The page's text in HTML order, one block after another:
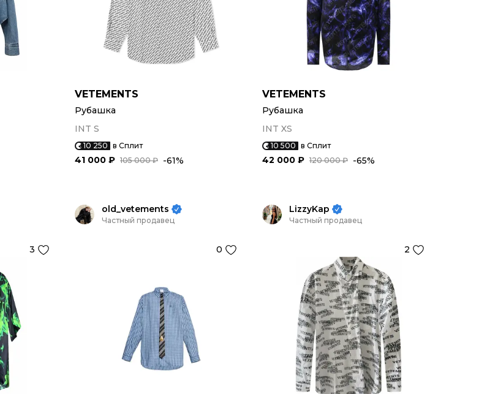
VETEMENTS
Рубашка
INT S
10 250 в Сплит
105 000 ₽
41 000 ₽ -61%
VETEMENTS
Рубашка
INT XS
10 500 в Сплит
120 000 ₽
42 000 ₽ -65%
3
old_vetements
Частный продавец
0
LizzyKap
Частный продавец
2